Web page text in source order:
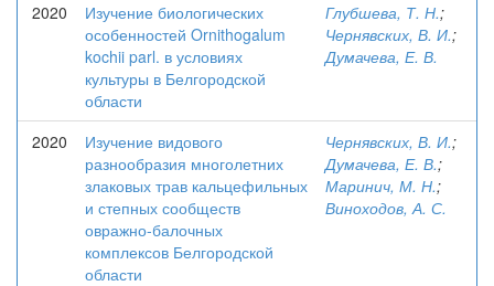
2020
Изучение биологических
особенностей Ornithogalum
kochii parl. в условиях
культуры в Белгородской
области
Глубшева, Т. Н.;
Чернявских, В. И.;
Думачева, Е. В.
2020
Изучение видового
разнообразия многолетних
злаковых трав кальцефильных
и степных сообществ
овражно-балочных
комплексов Белгородской
области
Чернявских, В. И.;
Думачева, Е. В.;
Маринич, М. Н.;
Виноходов, А. С.